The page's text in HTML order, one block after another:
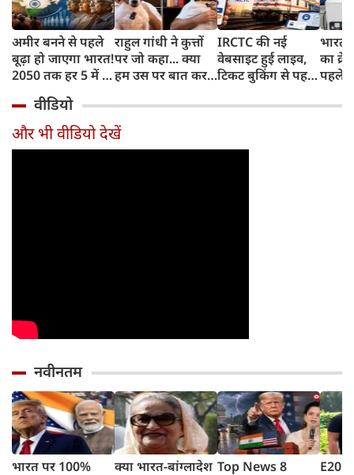
अमीर बनने से पहले
बूढ़ा हो जाएगा भारत!
2050 तक हर 5 में 1
साल से ज्यादा उम्र का
राहुल गांधी ने कुत्तों
पर जो कहा... क्या
हम उस पर बात कर
IRCTC की नई
वेबसाइट हुई लाइव,
टिकट बुकिंग से पहले
काम, जानें पूरा
भारत
का
पहले
और
वीडियो
और भी वीडियो देखें
नवीनतम
भारत पर 100%
क्या भारत-बांग्लादेश Top News 8
E20